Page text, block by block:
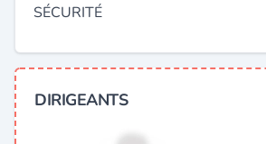
SÉCURITÉ
DIRIGEANTS